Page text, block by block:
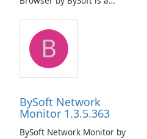
application that allows users
to easily browse and manage
shared folders on their
network.
B
BySoft Network
Monitor 1.3.5.363
BySoft Network Monitor by